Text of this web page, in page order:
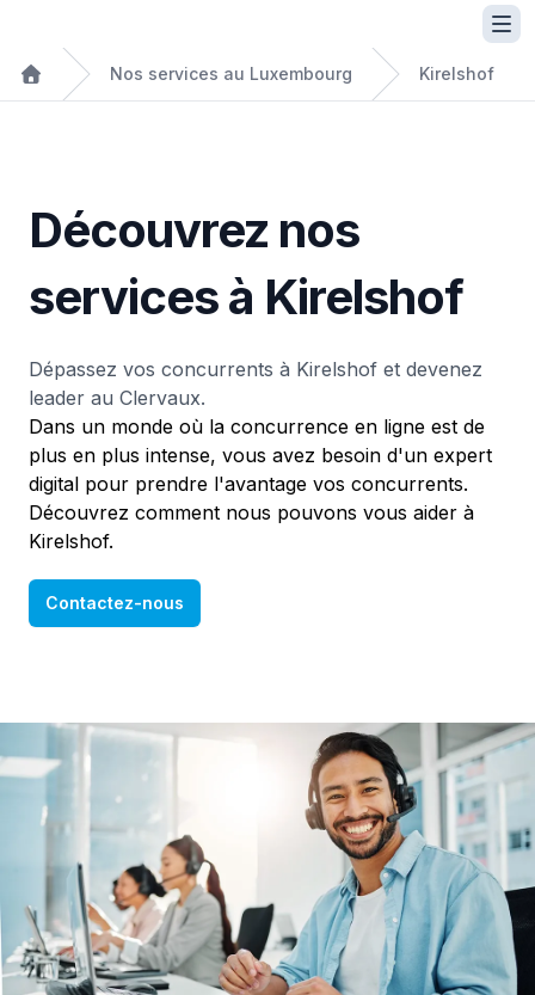
Nos services au Luxembourg Kirelshof
Découvrez nos
services à Kirelshof
Dépassez vos concurrents à Kirelshof et devenez
leader au Clervaux.
Dans un monde où la concurrence en ligne est de
plus en plus intense, vous avez besoin d'un expert
digital pour prendre l'avantage vos concurrents.
Découvrez comment nous pouvons vous aider à
Kirelshof.
Contactez-nous